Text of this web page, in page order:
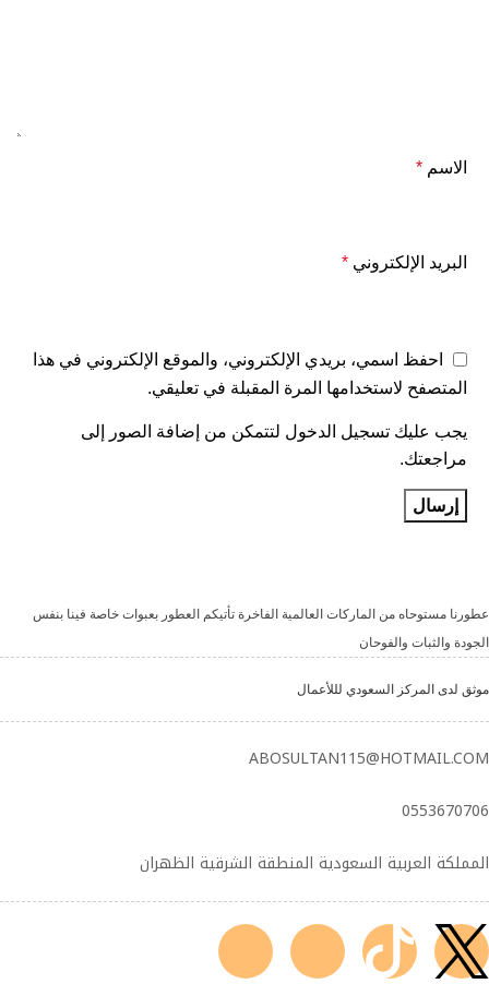
الاسم *
البريد الإلكتروني *
احفظ اسمي، بريدي الإلكتروني، والموقع الإلكتروني في هذا
المتصفح لاستخدامها المرة المقبلة في تعليقي.
يجب عليك تسجيل الدخول لتتمكن من إضافة الصور إلى
مراجعتك.
عطورنا مستوحاه من الماركات العالمية الفاخرة تأتيكم العطور بعبوات خاصة فينا بنفس
الجودة والثبات والفوحان
موثق لدى المركز السعودي لللأعمال
ABOSULTAN115@HOTMAIL.COM
0553670706
المملكة العربية السعودية المنطقة الشرقية الظهران